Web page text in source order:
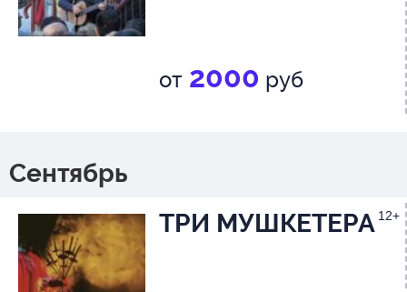
от 2000 руб
Сентябрь
ТРИ МУШКЕТЕРА 12+